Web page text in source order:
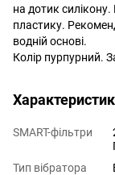
на дотик
пластику.
водній основі.
Колір пурпурний.
SMART-фільтри
Тип вібратора